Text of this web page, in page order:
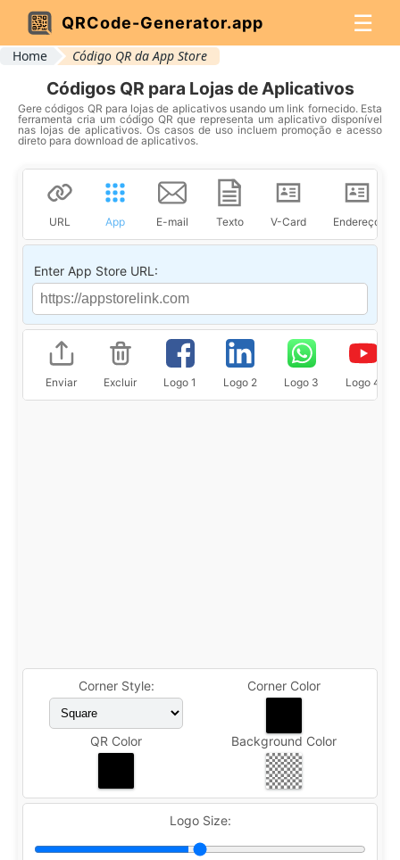
QRCode-Generator.app ☰
Home Código QR da App Store
Códigos QR para Lojas de Aplicativos
Gere códigos QR para lojas de aplicativos usando um link fornecido. Esta
ferramenta cria um código QR que representa um aplicativo disponível
nas lojas de aplicativos. Os casos de uso incluem promoção e acesso
direto para download de aplicativos.
URL App E-mail Texto V-Card Endereço
Enter App Store URL:
Enviar Excluir Logo 1 Logo 2 Logo 3 Logo 4
Corner Style: Corner Color
QR Color Background Color
Logo Size: